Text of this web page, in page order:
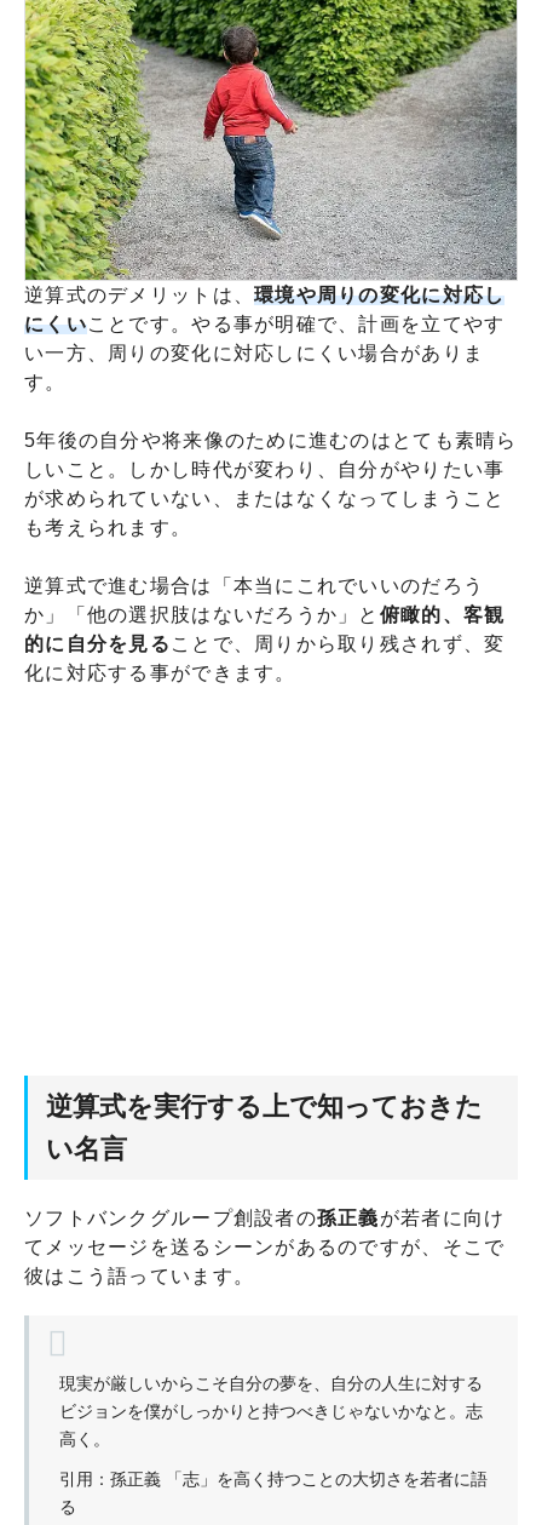
逆算式のデメリットは、環境や周りの変化に対応し
にくいことです。やる事が明確で、計画を立てやす
い一方、周りの変化に対応しにくい場合がありま
す。
5年後の自分や将来像のために進むのはとても素晴ら
しいこと。しかし時代が変わり、自分がやりたい事
が求められていない、またはなくなってしまうこと
も考えられます。
逆算式で進む場合は「本当にこれでいいのだろう
か」「他の選択肢はないだろうか」と 俯瞰的、客観
的に自分を見る ことで、周りから取り残されず、変
化に対応する事ができます。
逆算式を実行する上で知っておきた
い名言
ソフトバンクグループ創設者の孫正義が若者に向け
てメッセージを送るシーンがあるのですが、そこで
彼はこう語っています。
現実が厳しいからこそ自分の夢を、自分の人生に対する
ビジョンを僕がしっかりと持つべきじゃないかなと。志
高く。
引用：孫正義 「志」を高く持つことの大切さを若者に語
る